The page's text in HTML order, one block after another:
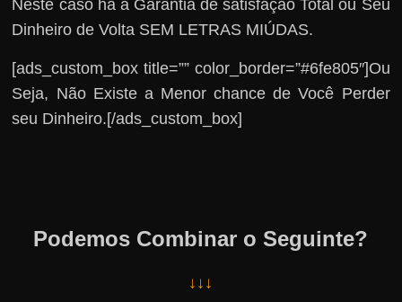
Neste caso há a Garantia de satisfação Total ou Seu
Dinheiro de Volta SEM LETRAS MIÚDAS.
[ads_custom_box title=”” color_border=”#6fe805″]Ou
Seja, Não Existe a Menor chance de Você Perder
seu Dinheiro.[/ads_custom_box]
Podemos Combinar o Seguinte?
↓↓↓